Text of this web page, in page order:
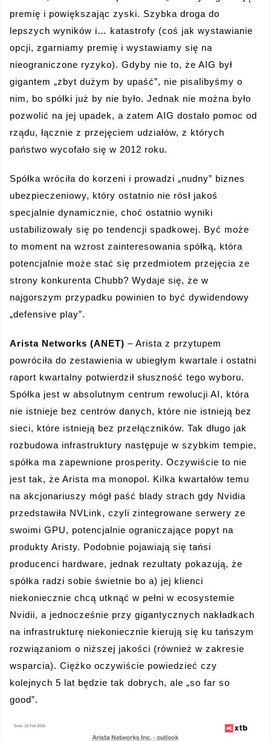
premię i powiększając zyski. Szybka droga do
lepszych wyników i… katastrofy (coś jak wystawianie
opcji, zgarniamy premię i wystawiamy się na
nieograniczone ryzyko). Gdyby nie to, że AIG był
gigantem „zbyt dużym by upaść”, nie pisalibyśmy o
nim, bo spółki już by nie było. Jednak nie można było
pozwolić na jej upadek, a zatem AIG dostało pomoc od
rządu, łącznie z przejęciem udziałów, z których
państwo wycofało się w 2012 roku.
Spółka wróciła do korzeni i prowadzi „nudny” biznes
ubezpieczeniowy, który ostatnio nie rósł jakoś
specjalnie dynamicznie, choć ostatnio wyniki
ustabilizowały się po tendencji spadkowej. Być może
to moment na wzrost zainteresowania spółką, która
potencjalnie może stać się przedmiotem przejęcia ze
strony konkurenta Chubb? Wydaje się, że w
najgorszym przypadku powinien to być dywidendowy
„defensive play”.
Arista Networks (ANET) – Arista z przytupem
powróciła do zestawienia w ubiegłym kwartale i ostatni
raport kwartalny potwierdził słuszność tego wyboru.
Spółka jest w absolutnym centrum rewolucji AI, która
nie istnieje bez centrów danych, które nie istnieją bez
sieci, które istnieją bez przełączników. Tak długo jak
rozbudowa infrastruktury następuje w szybkim tempie,
spółka ma zapewnione prosperity. Oczywiście to nie
jest tak, że Arista ma monopol. Kilka kwartałów temu
na akcjonariuszy mógł paść blady strach gdy Nvidia
przedstawiła NVLink, czyli zintegrowane serwery ze
swoimi GPU, potencjalnie ograniczające popyt na
produkty Aristy. Podobnie pojawiają się tańsi
producenci hardware, jednak rezultaty pokazują, że
spółka radzi sobie świetnie bo a) jej klienci
niekoniecznie chcą utknąć w pełni w ecosystemie
Nvidii, a jednocześnie przy gigantycznych nakładkach
na infrastrukturę niekoniecznie kierują się ku tańszym
rozwiązaniom o niższej jakości (również w zakresie
wsparcia). Ciężko oczywiście powiedzieć czy
kolejnych 5 lat będzie tak dobrych, ale „so far so
good”.